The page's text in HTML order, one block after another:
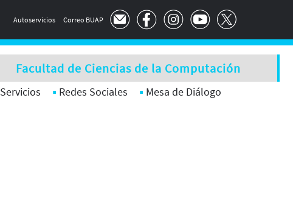
Autoservicios Correo BUAP
Facultad de Ciencias de la Computación
Servicios Redes Sociales Mesa de Diálogo